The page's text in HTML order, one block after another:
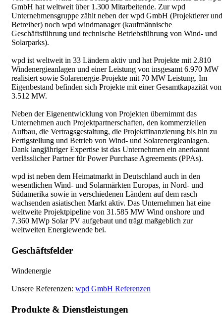
GmbH hat weltweit über 1.300 Mitarbeitende. Zur wpd
Unternehmensgruppe zählt neben der wpd GmbH (Projektierer und
Betreiber) noch wpd windmanager (kaufmännische
Geschäftsführung und technische Betriebsführung von Wind- und
Solarparks).
wpd ist weltweit in 33 Ländern aktiv und hat Projekte mit 2.810
Windenergieanlagen und einer Leistung von insgesamt 6.970 MW
realisiert sowie Solarenergie-Projekte mit 70 MW Leistung. Im
Eigenbestand befinden sich Projekte mit einer Gesamtkapazität von
3.512 MW.
Neben der Eigenentwicklung von Projekten übernimmt das
Unternehmen auch Projektpartnerschaften, den kommerziellen
Aufbau, die Vertragsgestaltung, die Projektfinanzierung bis hin zu
Fertigstellung und Betrieb von Wind- und Solarenergieanlagen.
Dank langjähriger Expertise ist das Unternehmen ein anerkannt
verlässlicher Partner für Power Purchase Agreements (PPAs).
wpd ist neben dem Heimatmarkt in Deutschland auch in den
wesentlichen Wind- und Solarmärkten Europas, in Nord- und
Südamerika sowie in verschiedenen Ländern auf dem rasch
wachsenden asiatischen Markt aktiv. Das Unternehmen hat eine
weltweite Projektpipeline von 31.585 MW Wind onshore und
7.360 MWp Solar PV aufgebaut und trägt maßgeblich zur
weltweiten Energiewende bei.
Geschäftsfelder
Windenergie
Unsere Referenzen: wpd GmbH Referenzen
Produkte & Dienstleistungen